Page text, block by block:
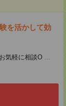
を活かして効
気軽に相談O ...